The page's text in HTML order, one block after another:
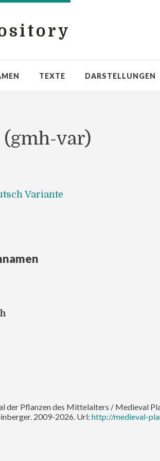
TEXTE DARSTELLUNGEN
(gmh-var)
Variante
der Pflanzen des Mittelalters / Medieval
2009-2026. Url: http://medieval-